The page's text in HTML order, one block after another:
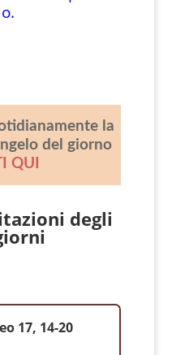
la
del giorno
QUI
degli
17, 14-20